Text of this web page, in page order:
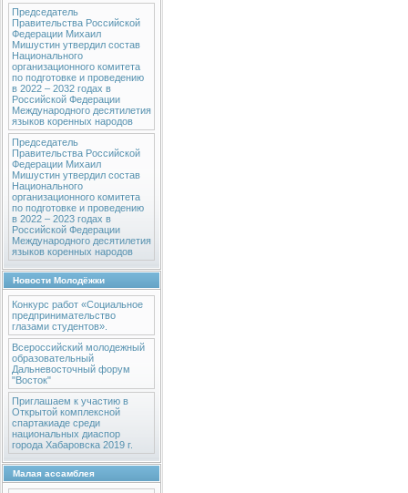
Председатель
Правительства Российской
Федерации Михаил
Мишустин утвердил состав
Национального
организационного комитета
по подготовке и проведению
в 2022 – 2032 годах в
Российской Федерации
Международного десятилетия
языков коренных народов
Председатель
Правительства Российской
Федерации Михаил
Мишустин утвердил состав
Национального
организационного комитета
по подготовке и проведению
в 2022 – 2023 годах в
Российской Федерации
Международного десятилетия
языков коренных народов
Новости Молодёжки
Конкурс работ «Социальное
предпринимательство
глазами студентов».
Всероссийский молодежный
образовательный
Дальневосточный форум
"Восток"
Приглашаем к участию в
Открытой комплексной
спартакиаде среди
национальных диаспор
города Хабаровска 2019 г.
Малая ассамблея